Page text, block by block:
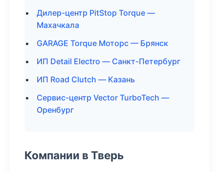
Дилер-центр PitStop Torque —
Махачкала
GARAGE Torque Моторс — Брянск
ИП Detail Electro — Санкт-Петербург
ИП Road Clutch — Казань
Сервис-центр Vector TurboTech —
Оренбург
Компании в Тверь